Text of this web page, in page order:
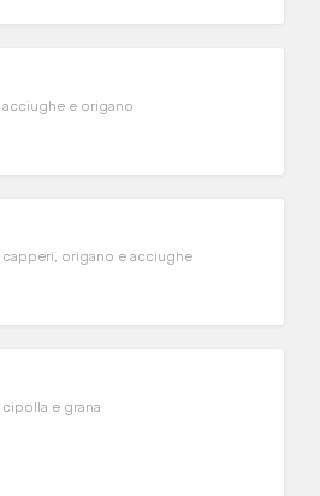
e origano
origano e acciughe
e grana